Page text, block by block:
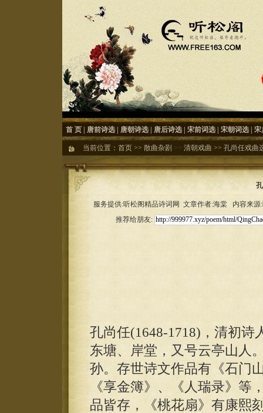
首 页 唐前诗选 唐朝诗选 唐后诗选 宋前词选 宋朝词选 宋
当前位置： 首页 >> 散曲杂剧 >> 清朝戏曲 >> 孔尚任戏曲
服务提供:听松阁精品诗词网 文章作者:海棠 内容来
推荐给朋友:
孔尚任(1648-1718)，清初
东塘、岸堂，又号云亭山人
孙。存世诗文作品有《石门
《享金簿》、《人瑞录》等
品皆存，《桃花扇》有康熙